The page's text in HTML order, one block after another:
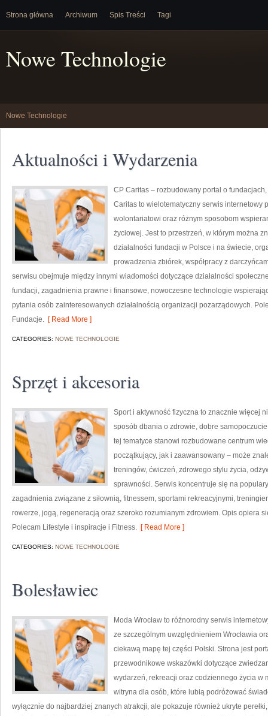
Strona główna Archiwum Spis Treści Tagi
Nowe Technologie
Nowe Technologie
Aktualności i Wydarzenia
CP Caritas – rozbudowany portal o
Caritas to wielotematyczny serwis internetowy
wolontariatowi oraz różnym sposobom
życiowej. Jest to przestrzeń, w którym można
działalności fundacji w Polsce i na świecie,
prowadzenia zbiórek, współpracy z
serwisu obejmuje między innymi wiadomości dotyczące działalności
fundacji, zagadnienia prawne i finansowe, nowoczesne technologie
pytania osób zainteresowanych działalnością organizacji pozarządowych.
Fundacje. [ Read More ]
CATEGORIES: NOWE TECHNOLOGIE
Sprzęt i akcesoria
Sport i aktywność fizyczna to znacznie więcej
sposób dbania o zdrowie, dobre
tej tematyce stanowi rozbudowane centrum
początkujący, jak i zaawansowany – może
treningów, ćwiczeń, zdrowego stylu życia,
sprawności. Serwis koncentruje się na
zagadnienia związane z siłownią, fitnessem, sportami rekreacyjnymi,
rowerze, jogą, regeneracją oraz szeroko rozumianym zdrowiem. Opis opiera
Polecam Lifestyle i inspiracje i Fitness. [ Read More ]
CATEGORIES: NOWE TECHNOLOGIE
Bolesławiec
Moda Wrocław to różnorodny serwis
ze szczególnym uwzględnieniem Wrocławia
ciekawą mapę tej części Polski. Strona jest
przewodnikowe wskazówki dotyczące
wydarzeń, rekreacji oraz codziennego życia w
witryna dla osób, które lubią podróżować
wyłącznie do najbardziej znanych atrakcji, ale pokazuje również ukryte